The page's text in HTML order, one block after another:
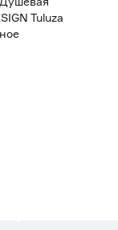
Tuluza